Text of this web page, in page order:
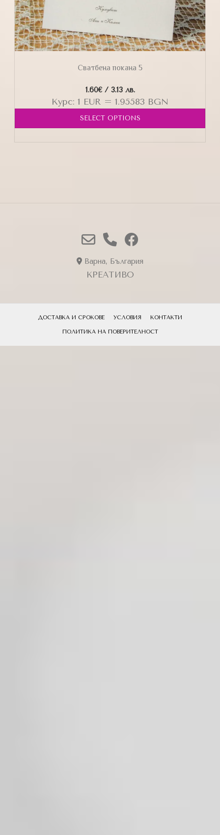
Сватбена покана 5
1.60€/ 3.13 лв.
Курс: 1 EUR = 1.95583 BGN
SELECT OPTIONS
Варна, България
КРЕАТИВО
ДОСТАВКА И СРОКОВЕ УСЛОВИЯ КОНТАКТИ
ПОЛИТИКА НА ПОВЕРИТЕЛНОСТ